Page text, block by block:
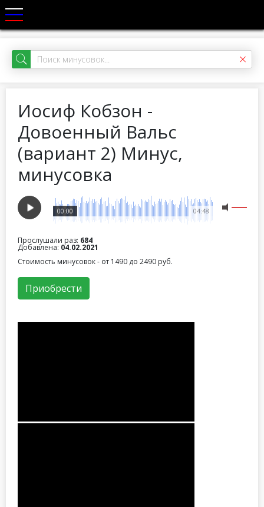
Иосиф Кобзон -
Довоенный Вальс
(вариант 2) Минус,
минусовка
04:48
00:00
Прослушали раз: 684
Добавлена: 04.02.2021
Стоимость минусовок - от 1490 до 2490 руб.
Приобрести